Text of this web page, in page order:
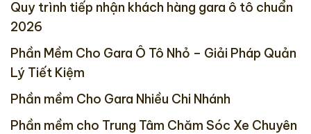
Quy trình tiếp nhận khách hàng gara ô tô chuẩn
2026
Phần Mềm Cho Gara Ô Tô Nhỏ – Giải Pháp Quản
Lý Tiết Kiệm
Phần mềm Cho Gara Nhiều Chi Nhánh
Phần mềm cho Trung Tâm Chăm Sóc Xe Chuyên